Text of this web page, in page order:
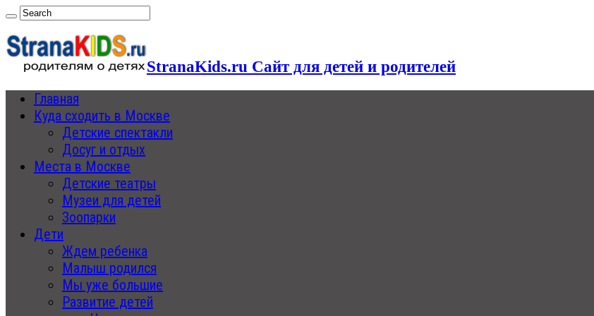
StranaKids.ru Сайт для детей и родителей
Главная
Куда сходить в Москве
Детские спектакли
Досуг и отдых
Места в Москве
Детские театры
Музеи для детей
Зоопарки
Дети
Ждем ребенка
Малыш родился
Мы уже большие
Развитие детей